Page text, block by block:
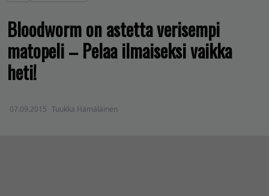
Bloodworm on astetta verisempi
matopeli – Pelaa ilmaiseksi vaikka
heti!
07.09.2015 Tuukka Hämäläinen